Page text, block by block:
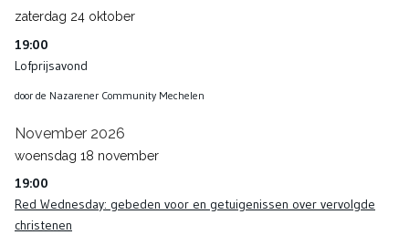
zaterdag 24 oktober
19:00
Lofprijsavond
door de Nazarener Community Mechelen
November 2026
woensdag 18 november
19:00
Red Wednesday: gebeden voor en getuigenissen over vervolgde
christenen